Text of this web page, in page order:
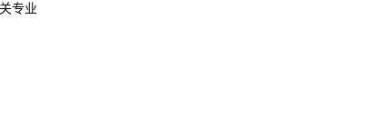
专业